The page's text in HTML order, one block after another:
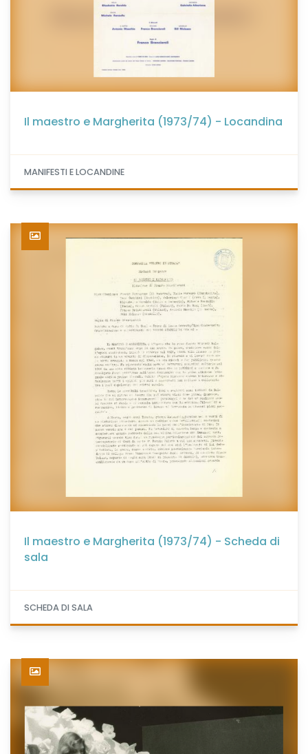
Il maestro e Margherita (1973/74) - Locandina
MANIFESTI E LOCANDINE
Il maestro e Margherita (1973/74) - Scheda di
sala
SCHEDA DI SALA